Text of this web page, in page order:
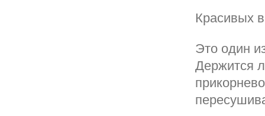
Красивых
Это один
Держится